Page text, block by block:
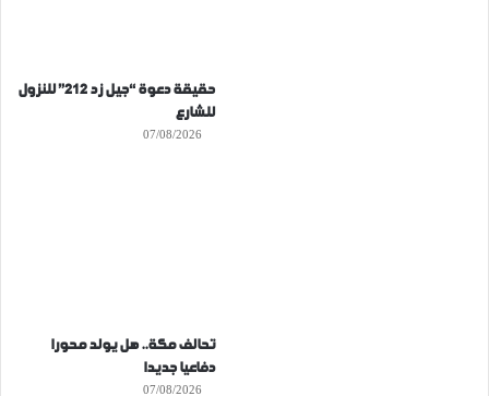
حقيقة دعوة “جيل زد 212” للنزول
للشارع
07/08/2026
تحالف مكة.. هل يولد محورا
دفاعيا جديدا
07/08/2026